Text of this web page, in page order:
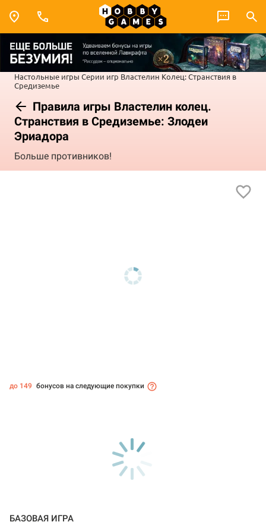
Настольные игры Серии игр Властелин Колец: Странствия в
Средиземье
Правила игры Властелин колец.
Странствия в Средиземье: Злодеи
Эриадора
Больше противников!
до 149 бонусов на следующие покупки
БАЗОВАЯ ИГРА